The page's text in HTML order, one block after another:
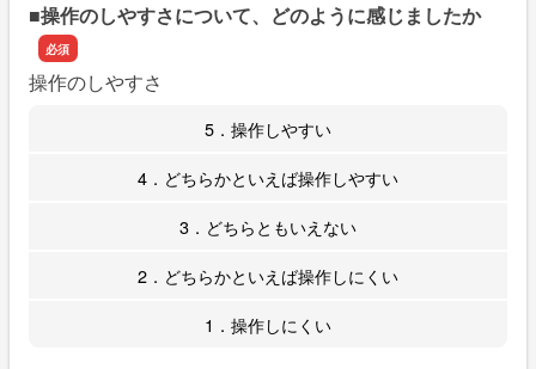
■操作のしやすさについて、どのように感じましたか
操作のしやすさ
5．操作しやすい
4．どちらかといえば操作しやすい
3．どちらともいえない
2．どちらかといえば操作しにくい
1．操作しにくい